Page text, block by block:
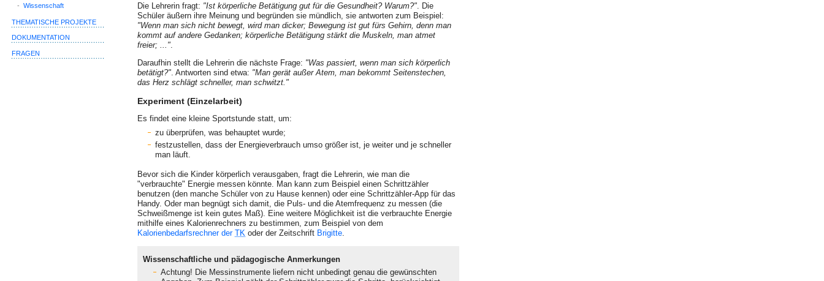
Die Lehrerin fragt: "Ist körperliche Betätigung gut für die Gesundheit? Wa­rum?" . Die
Schüler äußern ihre Meinung und begründen sie mündlich, sie ant­worten zum Beispiel:
"Wenn man sich nicht bewegt, wird man dicker; Bewe­gung ist gut fürs Gehirn, denn man
kommt auf andere Gedanken; körperliche Betätigung stärkt die Muskeln, man atmet
freier; ..."
Daraufhin stellt die Lehrerin die nächste Frage: "Was passiert, wenn man sich körperlich
betätigt?" . Antworten sind etwa: "Man gerät außer Atem, man be­kommt Seitenstechen,
das Herz schlägt schneller, man schwitzt."
Experiment (Einzelarbeit)
Es findet eine kleine Sportstunde statt, um:
zu überprüfen, was behauptet wurde;
festzustellen, dass der Energieverbrauch umso größer ist, je weiter und je schneller
man läuft.
Bevor sich die Kinder körperlich verausgaben, fragt die Lehrerin, wie man die
"verbrauchte" Energie messen könnte. Man kann zum Beispiel einen Schritt­zähler
benutzen (den manche Schüler von zu Hause kennen) oder eine Schritt­zähler-App für das
Handy. Oder man begnügt sich damit, die Puls- und die Atemfrequenz zu messen (die
Schweißmenge ist kein gutes Maß). Eine weitere Möglichkeit ist die verbrauchte Energie
mithilfe eines Kalorienrech­ners zu bestimmen, zum Beispiel von dem
Kalorienbedarfsrechner der TK oder der Zeitschrift Brigitte.
Wissenschaftliche und pädagogische Anmerkungen
Achtung! Die Messinstrumente liefern nicht unbedingt genau die ge­wünschten
- Wissenschaft
THEMATISCHE PROJEKTE
DOKUMENTATION
FRAGEN